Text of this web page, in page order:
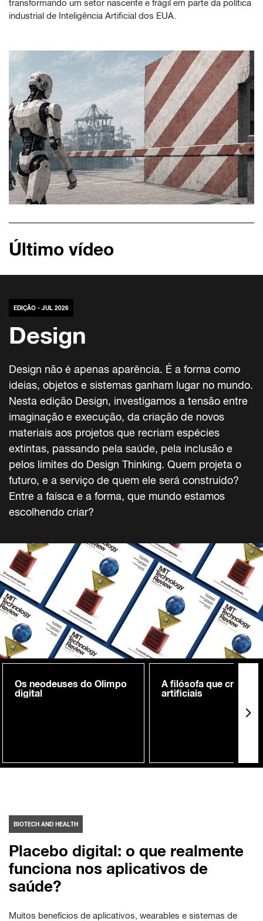
transformando um setor nascente e frágil em parte da política
industrial de Inteligência Artificial dos EUA.
Último vídeo
EDIÇÃO - JUL 2026
Design
Design não é apenas aparência. É a forma como
ideias, objetos e sistemas ganham lugar no mundo.
Nesta edição Design, investigamos a tensão entre
imaginação e execução, da criação de novos
materiais aos projetos que recriam espécies
extintas, passando pela saúde, pela inclusão e
pelos limites do Design Thinking. Quem projeta o
futuro, e a serviço de quem ele será construído?
Entre a faísca e a forma, que mundo estamos
escolhendo criar?
Os neodeuses do Olimpo
digital
A filósofa que cria
artificiais
BIOTECH AND HEALTH
Placebo digital: o que realmente
funciona nos aplicativos de
saúde?
Muitos benefícios de aplicativos, wearables e sistemas de